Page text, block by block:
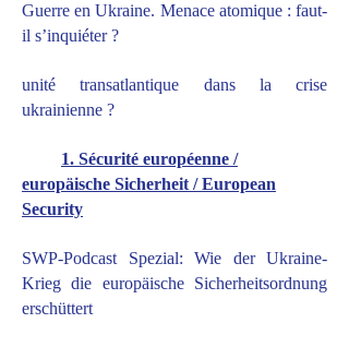
Guerre en Ukraine. Menace atomique : faut-
il s’inquiéter ?
unité transatlantique dans la crise
ukrainienne ?
1. Sécurité européenne /
europäische Sicherheit / European
Security
SWP-Podcast Spezial: Wie der Ukraine-
Krieg die europäische Sicherheitsordnung
erschüttert